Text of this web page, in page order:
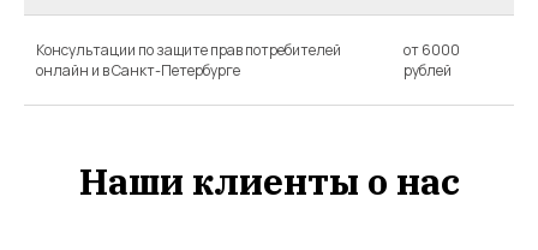
Консультации по защите прав потребителей
онлайн и в Санкт-Петербурге
от 6000
рублей
Наши клиенты о нас